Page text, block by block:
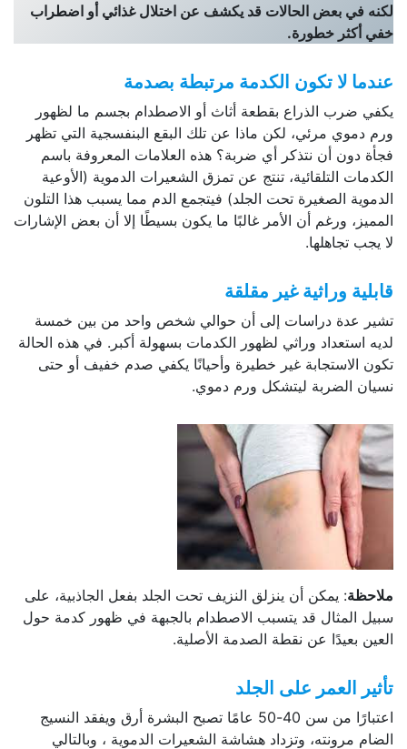
لكنه في بعض الحالات قد يكشف عن اختلال غذائي أو اضطراب
خفي أكثر خطورة.
عندما لا تكون الكدمة مرتبطة بصدمة
يكفي ضرب الذراع بقطعة أثاث أو الاصطدام بجسم ما لظهور
ورم دموي مرئي، لكن ماذا عن تلك البقع البنفسجية التي تظهر
فجأة دون أن نتذكر أي ضربة؟ هذه العلامات المعروفة باسم
الكدمات التلقائية، تنتج عن تمزق الشعيرات الدموية (الأوعية
الدموية الصغيرة تحت الجلد) فيتجمع الدم مما يسبب هذا التلون
المميز، ورغم أن الأمر غالبًا ما يكون بسيطًا إلا أن بعض الإشارات
لا يجب تجاهلها.
قابلية وراثية غير مقلقة
تشير عدة دراسات إلى أن حوالي شخص واحد من بين خمسة
لديه استعداد وراثي لظهور الكدمات بسهولة أكبر. في هذه الحالة
تكون الاستجابة غير خطيرة وأحيانًا يكفي صدم خفيف أو حتى
نسيان الضربة ليتشكل ورم دموي.
ملاحظة: يمكن أن ينزلق النزيف تحت الجلد بفعل الجاذبية، على
سبيل المثال قد يتسبب الاصطدام بالجبهة في ظهور كدمة حول
العين بعيدًا عن نقطة الصدمة الأصلية.
تأثير العمر على الجلد
اعتبارًا من سن 40-50 عامًا تصبح البشرة أرق ويفقد النسيج
الضام مرونته، وتزداد هشاشة الشعيرات الدموية ، وبالتالي